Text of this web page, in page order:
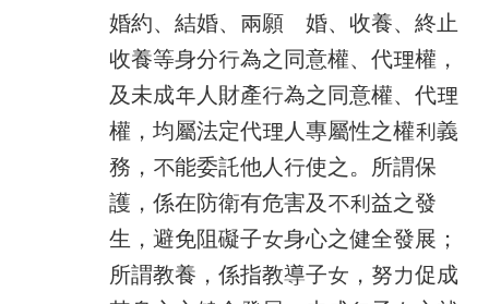
婚約、結婚、兩願離婚、收養、終止
收養等身分行為之同意權、代理權，
及未成年人財產行為之同意權、代理
權，均屬法定代理人專屬性之權利義
務，不能委託他人行使之。所謂保
護，係在防衛有危害及不利益之發
生，避免阻礙子女身心之健全發展；
所謂教養，係指教導子女，努力促成